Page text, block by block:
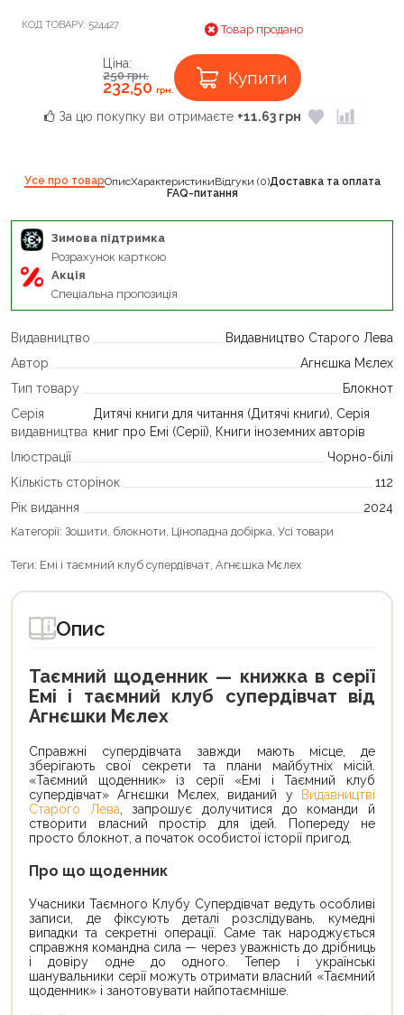
КОД ТОВАРУ: 524427 Товар продано
Ціна:
250грн.
232,50 грн.
Купити
За цю покупку ви отримаєте +11.63 грн
Усе про товарОписХарактеристикиВідгуки (0)Доставка та оплата
FAQ-питання
Зимова підтримка
Розрахунок карткою
Акція
Спеціальна пропозиція
Видавництво
Видавництво Старого Лева
Автор
Агнєшка Мєлех
Тип товару
Блокнот
Серія
видавництва
Дитячі книги для читання (Дитячі книги), Серія
книг про Емі (Серії), Книги іноземних авторів
Ілюстрації
Чорно-білі
Кількість сторінок
112
Рік видання
2024
Категорії: Зошити, блокноти, Цінопадна добірка, Усі товари
Теги: Емі і таємний клуб супердівчат, Агнєшка Мєлех
Опис
Таємний щоденник — книжка в серії
Емі і таємний клуб супердівчат від
Агнєшки Мєлех
Справжні супердівчата завжди мають місце, де
зберігають свої секрети та плани майбутніх місій.
«Таємний щоденник» із серії «Емі і Таємний клуб
супердівчат» Агнєшки Мєлех, виданий у
Видавництві
Старого Лева , запрошує долучитися до команди й
створити власний простір для ідей. Попереду не
просто блокнот, а початок особистої історії пригод.
Про що щоденник
Учасники Таємного Клубу Супердівчат ведуть особливі
записи, де фіксують деталі розслідувань, кумедні
випадки та секретні операції. Саме так народжується
справжня командна сила — через уважність до дрібниць
і довіру одне до одного. Тепер і українські
шанувальники серії можуть отримати власний «Таємний
щоденник» і занотовувати найпотаємніше.